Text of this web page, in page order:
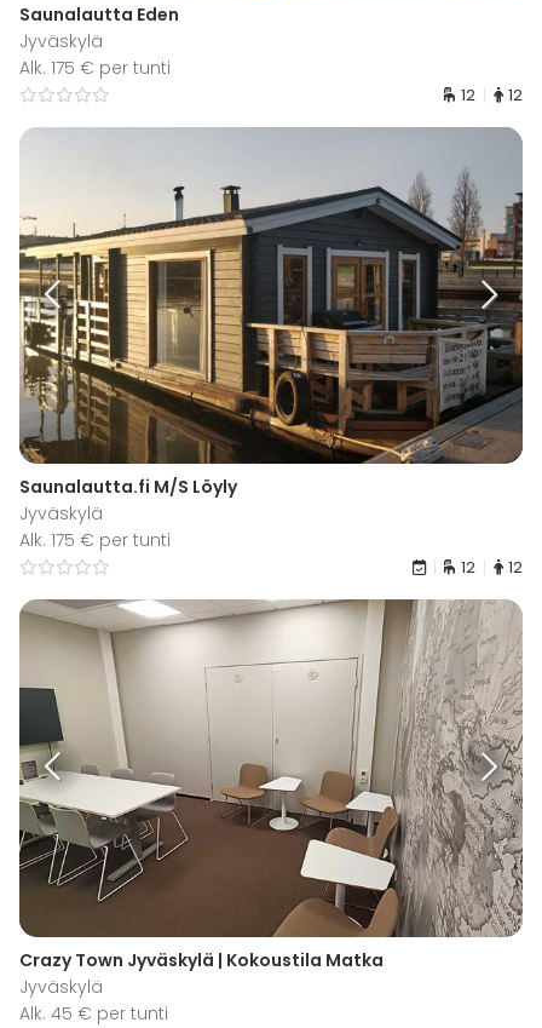
Saunalautta Eden
Jyväskylä
Alk. 175 € per tunti
12 12
Saunalautta.fi M/S Löyly
Jyväskylä
Alk. 175 € per tunti
12 12
Crazy Town Jyväskylä | Kokoustila Matka
Jyväskylä
Alk. 45 € per tunti